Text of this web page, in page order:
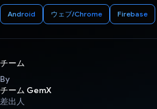
Android ウェブ/Chrome Firebase
チーム
By
チーム GemX
差出人